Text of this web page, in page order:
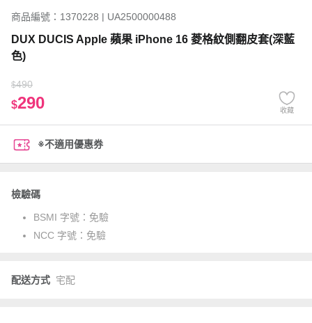
商品編號：1370228 | UA2500000488
DUX DUCIS Apple 蘋果 iPhone 16 菱格紋側翻皮套(深藍
色)
$490
$290 收藏
※不適用優惠券
檢驗碼
BSMI 字號： 免驗
NCC 字號： 免驗
配送方式 宅配